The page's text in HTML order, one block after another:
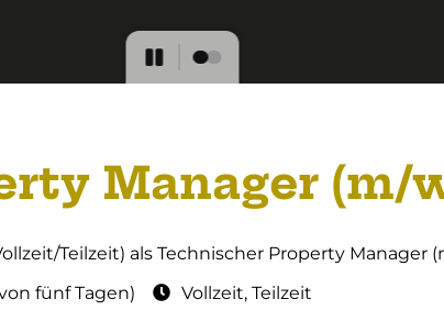
Manager (m/
Teilzeit) als Technischer Property Manager
fünf Tagen)
Vollzeit, Teilzeit